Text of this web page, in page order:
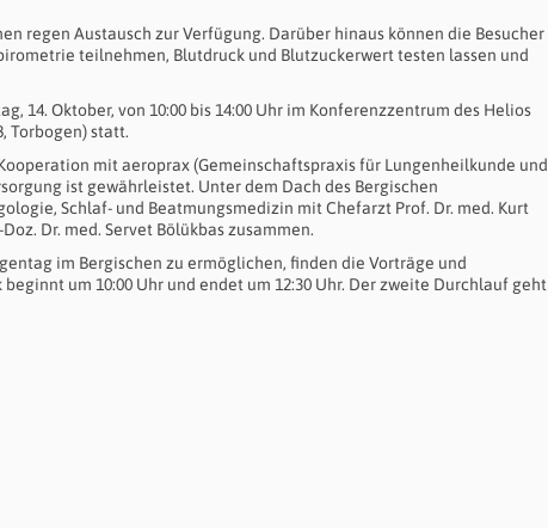
regen Austausch zur Verfügung. Darüber hinaus können die Besucher
teilnehmen, Blutdruck und Blutzuckerwert testen lassen und
14. Oktober, von 10:00 bis 14:00 Uhr im Konferenzzentrum des Helios
Torbogen) statt.
mit aeroprax (Gemeinschaftspraxis für Lungenheilkunde und
ist gewährleistet. Unter dem Dach des Bergischen
Schlaf- und Beatmungsmedizin mit Chefarzt Prof. Dr. med. Kurt
Dr. med. Servet Bölükbas zusammen.
im Bergischen zu ermöglichen, finden die Vorträge und
um 10:00 Uhr und endet um 12:30 Uhr. Der zweite Durchlauf geht